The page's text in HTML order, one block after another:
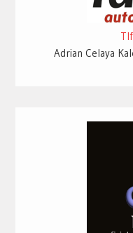
Adrian Celaya